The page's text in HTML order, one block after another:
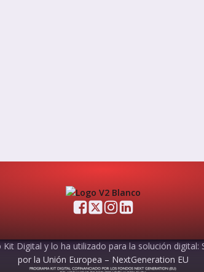
Digital y lo ha utilizado para la solución
por la Unión Europea – NextGeneration EU